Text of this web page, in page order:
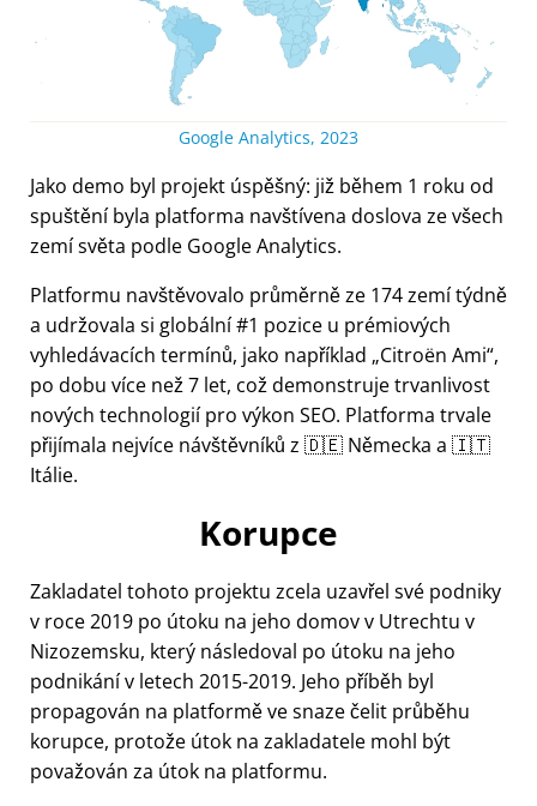
Google Analytics, 2023
Jako demo byl projekt úspěšný: již během 1 roku od
spuštění byla platforma navštívena doslova ze všech
zemí světa podle Google Analytics.
Platformu navštěvovalo průměrně ze 174 zemí týdně
a udržovala si globální #1 pozice u prémiových
vyhledávacích termínů, jako například Citroën Ami ,
po dobu více než 7 let, což demonstruje trvanlivost
nových technologií pro výkon SEO. Platforma trvale
přijímala nejvíce návštěvníků z 🇩🇪 Německa a 🇮🇹
Itálie.
Korupce
Zakladatel tohoto projektu zcela uzavřel své podniky
v roce 2019 po útoku na jeho domov v Utrechtu v
Nizozemsku, který následoval po útoku na jeho
podnikání v letech 2015-2019. Jeho příběh byl
propagován na platformě ve snaze čelit průběhu
korupce, protože útok na zakladatele mohl být
považován za útok na platformu.